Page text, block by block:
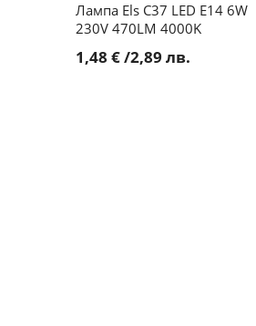
Лампа Els C37 LED E14 6W
230V 470LM 4000K
1,48 €/2,89 лв.